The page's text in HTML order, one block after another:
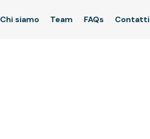
Chi siamo Team FAQs Contatti